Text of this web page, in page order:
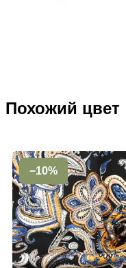
Похожий цвет
−10%